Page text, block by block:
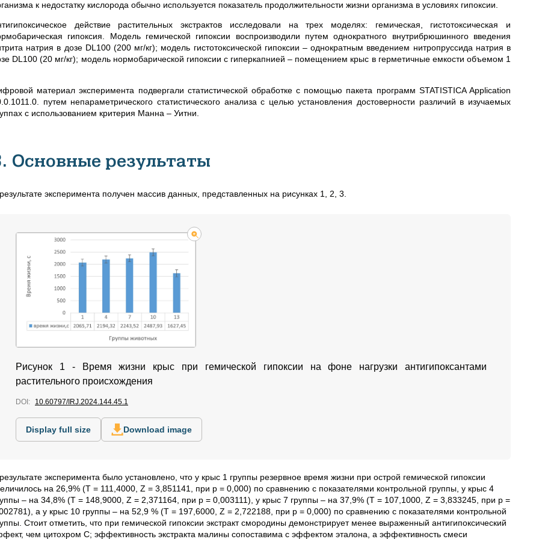
к недостатку кислорода обычно используется показатель продолжительности жизни организма в условиях гипоксии.
действие растительных экстрактов исследовали на трех моделях: гемическая, гистотоксическая и
гипоксия. Модель гемической гипоксии воспроизводили путем однократного внутрибрюшинного введения
натрия в дозе DL100 (200 мг/кг); модель гистотоксической гипоксии – однократным введением нитропруссида натрия в
DL100 (20 мг/кг); модель нормобарической гипоксии с гиперкапнией – помещением крыс в герметичные емкости объемом 1
материал эксперимента подвергали статистической обработке с помощью пакета программ STATISTICA Application
путем непараметрического статистического анализа с целью установления достоверности различий в изучаемых
с использованием критерия Манна – Уитни.
Основные результаты
эксперимента получен массив данных, представленных на рисунках 1, 2, 3.
Рисунок 1 - Время жизни крыс при гемической гипоксии на фоне нагрузки антигипоксантами
растительного происхождения
DOI: 10.60797/IRJ.2024.144.45.1
Display full size Download image
эксперимента было установлено, что у крыс 1 группы резервное время жизни при острой гемической гипоксии
на 26,9% (Т = 111,4000, Z = 3,851141, при р = 0,000) по сравнению с показателями контрольной группы, у крыс 4
– на 34,8% (Т = 148,9000, Z = 2,371164, при р = 0,003111), у крыс 7 группы – на 37,9% (Т = 107,1000, Z = 3,833245, при р =
а у крыс 10 группы – на 52,9 % (Т = 197,6000, Z = 2,722188, при р = 0,000) по сравнению с показателями контрольной
Стоит отметить, что при гемической гипоксии экстракт смородины демонстрирует менее выраженный антигипоксический
чем цитохром С; эффективность экстракта малины сопоставима с эффектом эталона, а эффективность смеси